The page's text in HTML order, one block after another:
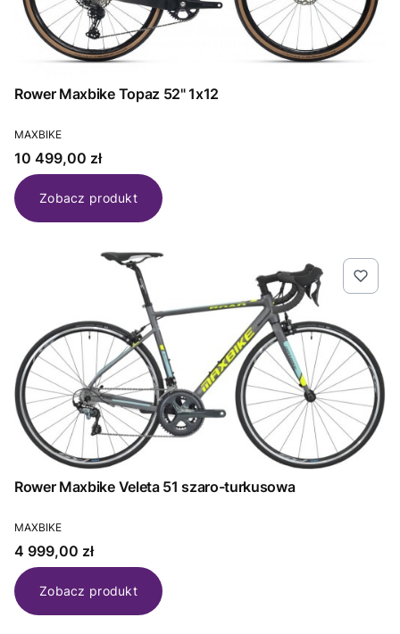
Rower Maxbike Topaz 52" 1x12
PRODUCENT
MAXBIKE
Cena
10 499,00 zł
Zobacz produkt
Rower Maxbike Veleta 51 szaro-turkusowa
PRODUCENT
MAXBIKE
Cena
4 999,00 zł
Zobacz produkt